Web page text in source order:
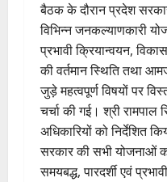
बैठक के दौरान प्रदेश
विभिन्न जनकल्याणकारी
प्रभावी क्रियान्वयन, विकास
की वर्तमान स्थिति तथा
जुड़े महत्वपूर्ण विषयों पर
चर्चा की गई। श्री रामपाल
अधिकारियों को निर्देशित
सरकार की सभी योजनाओं
समयबद्ध, पारदर्शी एवं